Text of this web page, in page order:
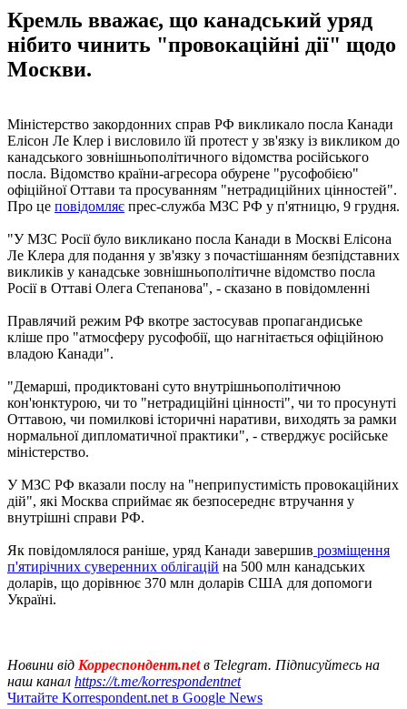
Кремль вважає, що канадський уряд
нібито чинить "провокаційні дії" щодо
Москви.
Міністерство закордонних справ РФ викликало посла Канади
Елісон Ле Клер і висловило їй протест у зв'язку із викликом до
канадського зовнішньополітичного відомства російського
посла. Відомство країни-агресора обурене "русофобією"
офіційної Оттави та просуванням "нетрадиційних цінностей".
Про це повідомляє прес-служба МЗС РФ у п'ятницю, 9 грудня.
"У МЗС Росії було викликано посла Канади в Москві Елісона
Ле Клера для подання у зв'язку з почастішанням безпідставних
викликів у канадське зовнішньополітичне відомство посла
Росії в Оттаві Олега Степанова", - сказано в повідомленні
Правлячий режим РФ вкотре застосував пропагандиське
кліше про "атмосферу русофобії, що нагнітається офіційною
владою Канади".
"Демарші, продиктовані суто внутрішньополітичною
кон'юнктурою, чи то "нетрадиційні цінності", чи то просунуті
Оттавою, чи помилкові історичні наративи, виходять за рамки
нормальної дипломатичної практики", - стверджує російське
міністерство.
У МЗС РФ вказали послу на "неприпустимість провокаційних
дій", які Москва сприймає як безпосереднє втручання у
внутрішні справи РФ.
Як повідомлялося раніше, уряд Канади завершив розміщення
п'ятирічних суверенних облігацій на 500 млн канадських
доларів, що дорівнює 370 млн доларів США для допомоги
Україні.
Новини від Корреспондент.netв Telegram. Підписуйтесь на
наш канал https://t.me/korrespondentnet
Читайте Korrespondent.net в Google News